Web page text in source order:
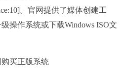
。官网提供了媒体创建工
操作系统或下载Windows ISO文
买正版系统